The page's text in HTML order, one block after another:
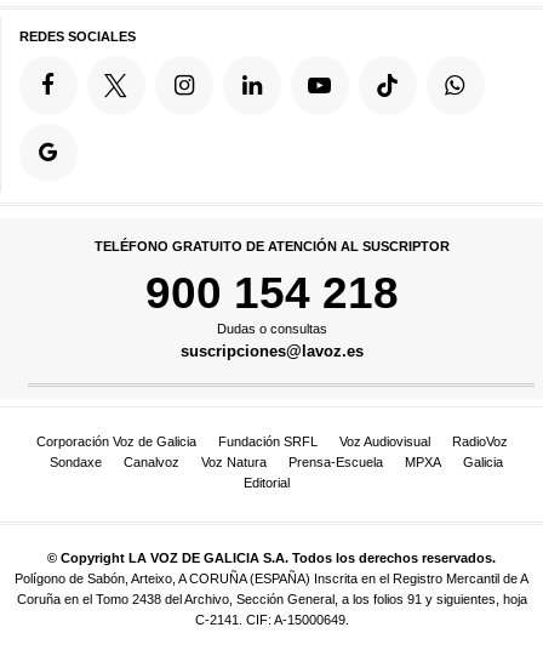
REDES SOCIALES
TELÉFONO GRATUITO DE ATENCIÓN AL SUSCRIPTOR
900 154 218
Dudas o consultas
suscripciones@lavoz.es
Corporación Voz de Galicia Fundación SRFL Voz Audiovisual
RadioVoz
Sondaxe
Canalvoz Voz Natura Prensa-Escuela MPXA
Galicia
Editorial
© Copyright LA VOZ DE GALICIA S.A. Todos los derechos reservados.
Polígono de Sabón, Arteixo, A CORUÑA (ESPAÑA) Inscrita en el Registro Mercantil de A
Coruña en el Tomo 2438 del Archivo, Sección General, a los folios 91 y siguientes, hoja
C-2141. CIF: A-15000649.